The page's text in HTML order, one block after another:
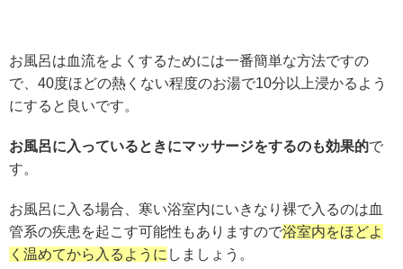
お風呂は血流をよくするためには一番簡単な方法ですの
で、40度ほどの熱くない程度のお湯で10分以上浸かるよう
にすると良いです。
お風呂に入っているときにマッサージをするのも効果的で
す。
お風呂に入る場合、寒い浴室内にいきなり裸で入るのは血
管系の疾患を起こす可能性もありますので浴室内をほどよ
く温めてから入るように しましょう。